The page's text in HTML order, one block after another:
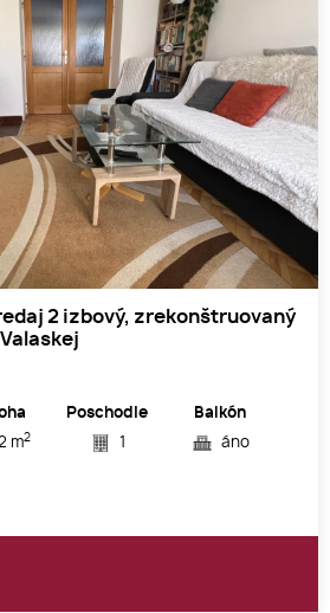
2 izbový, zrekonštruovaný
m2
Poschodie
1
Balkón
áno